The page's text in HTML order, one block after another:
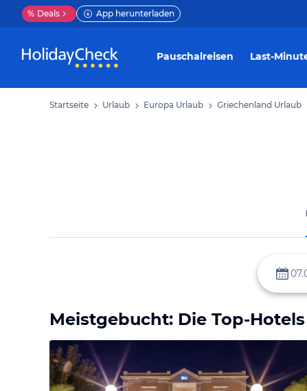
% Deals App herunterladen
Pauschalreisen Last-
Startseite Urlaub Europa Urlaub Griechenland Urlaub
Meistgebucht: Die Top-